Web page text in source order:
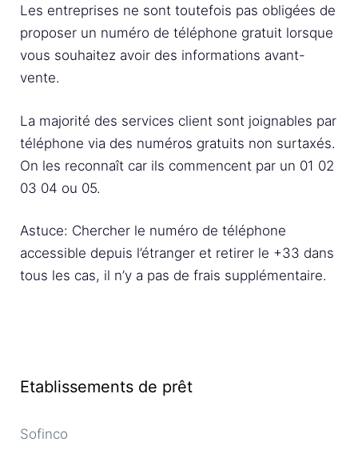
Les entreprises ne sont toutefois pas obligées de
proposer un numéro de téléphone gratuit lorsque
vous souhaitez avoir des informations avant-
vente.
La majorité des services client sont joignables par
téléphone via des numéros gratuits non surtaxés.
On les reconnaît car ils commencent par un 01 02
03 04 ou 05.
Astuce: Chercher le numéro de téléphone
accessible depuis l’étranger et retirer le +33 dans
tous les cas, il n’y a pas de frais supplémentaire.
Etablissements de prêt
Sofinco